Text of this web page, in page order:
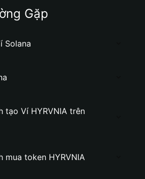
Gặp
Solana
tạo Ví HYRVNIA trên
mua token HYRVNIA